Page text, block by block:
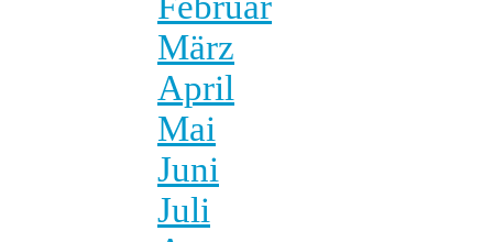
März
April
Mai
Juni
Juli